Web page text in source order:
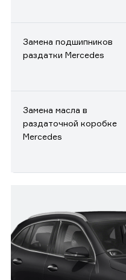
Замена подшипников
раздатки Mercedes
Замена масла в
раздаточной коробке
Mercedes